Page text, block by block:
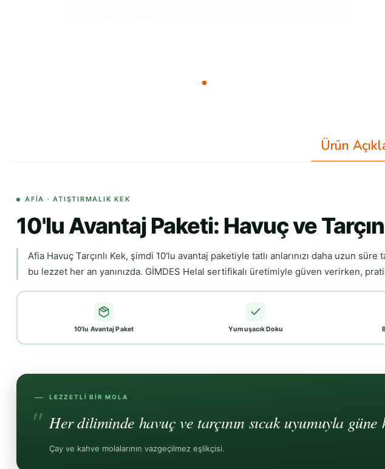
Ürün
AFIA · ATIŞTIRMALIK KEK
10'lu Avantaj Paketi: Havuç ve
Afia Havuç Tarçınlı Kek, şimdi 10'lu avantaj paketiyle tatlı anlarınızı daha uzun
bu lezzet her an yanınızda. GİMDES Helal sertifikalı üretimiyle güven verirken,
10'lu Avantaj Paket Yumuşacık Doku
LEZZETLI BIR MOLA
Her diliminde havuç ve tarçının sıcak uyumuyla
Çay ve kahve molalarının vazgeçilmez eşlikçisi.